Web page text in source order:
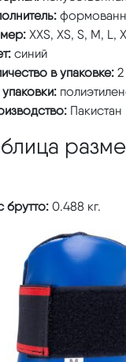
XXS, XS, S, M, L,
синий
в упаковке: 2
упаковки:
Пакистан
брутто: 0.488 кг.